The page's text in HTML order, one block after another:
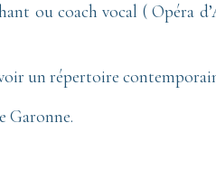
ou coach vocal ( Opéra
un répertoire
Garonne.